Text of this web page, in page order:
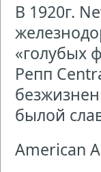
В 1920г.
«голубых
Репп
былой
American